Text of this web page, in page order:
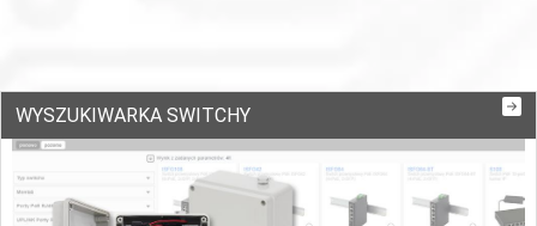
WYSZUKIWARKA SWITCHY